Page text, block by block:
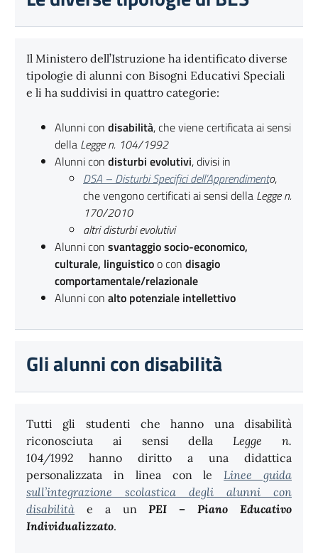
Il Ministero dell’Istruzione ha identificato diverse
tipologie di alunni con Bisogni Educativi Speciali
e li ha suddivisi in quattro categorie:
Alunni con disabilità, che viene certificata ai sensi
della Legge n. 104/1992
Alunni con disturbi evolutivi, divisi in
DSA – Disturbi Specifici dell’Apprendimento,
che vengono certificati ai sensi della Legge n.
170/2010
altri disturbi evolutivi
Alunni con svantaggio socio-economico,
culturale, linguisticoo con disagio
comportamentale/relazionale
Alunni con alto potenziale intellettivo
Gli alunni con disabilità
Tutti gli studenti che hanno una disabilità
riconosciuta ai sensi dellaLegge n.
104/1992 hanno diritto a una didattica
personalizzata in linea con leLinee guida
sull’integrazione scolastica degli alunni con
disabilità e a unPEI – Piano Educativo
Individualizzato.